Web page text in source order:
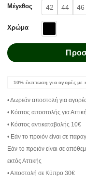
Μέγεθος 42 44 46
Χρώμα
10% έκπτωση για αγορές με
• Δωρεάν αποστολή για
• Κόστος αποστολής για
• Κόστος αντικαταβολής 10€
• Εάν το προιόν είναι σε
Εάν το προιόν είναι σε
εκτός Αττικής
• Αποστολή σε Κύπρο 30€